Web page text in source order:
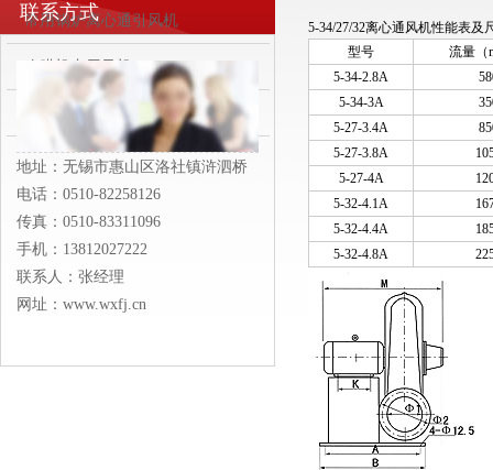
常用锅炉离心通引风机
吹膜机专用风机
各类订制风机
联系方式
地址：无锡市惠山区洛社镇浒泗桥
电话：0510-82258126
传真：0510-83311096
手机：13812027222
联系人：张经理
网址：www.wxfj.cn
5-34/27/32离心通风机性能表及
型号
流量（
5-34-2.8A
5-34-3A
5-27-3.4A
5-27-3.8A
5-27-4A
5-32-4.1A
5-32-4.4A
5-32-4.8A